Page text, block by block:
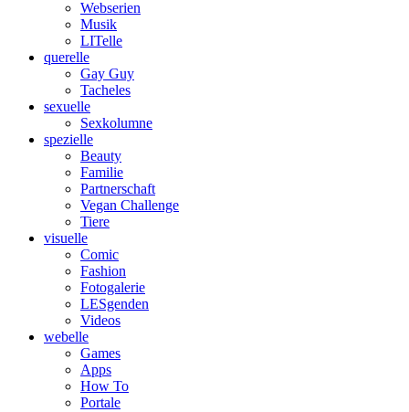
Webserien
Musik
LITelle
querelle
Gay Guy
Tacheles
sexuelle
Sexkolumne
spezielle
Beauty
Familie
Partnerschaft
Vegan Challenge
Tiere
visuelle
Comic
Fashion
Fotogalerie
LESgenden
Videos
webelle
Games
Apps
How To
Portale